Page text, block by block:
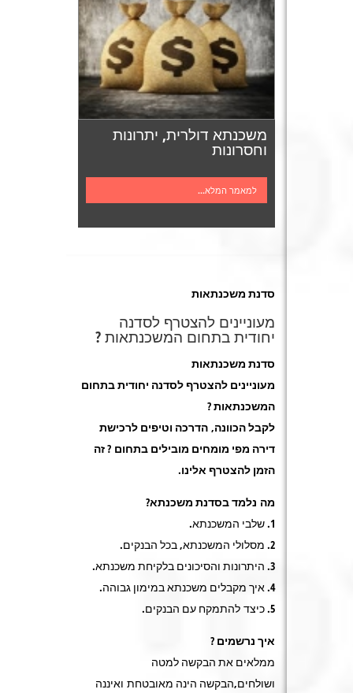
משכנתא דולרית, יתרונות
וחסרונות
למאמר המלא...
סדנת משכנתאות
מעוניינים להצטרף לסדנה
יחודית בתחום המשכנתאות ?
סדנת משכנתאות
מעוניינים להצטרף לסדנה יחודית בתחום
המשכנתאות ?
לקבל הכוונה, הדרכה וטיפים לרכישת
דירה מפי מומחים מובילים בתחום ? זה
הזמן להצטרף אלינו.
מה נלמד בסדנת משכנתא?
1. שלבי המשכנתא.
2. מסלולי המשכנתא, בכל הבנקים.
3. היתרונות והסיכונים בלקיחת משכנתא.
4. איך מקבלים משכנתא במימון גבוהה.
5. כיצד להתמקח עם הבנקים.
איך נרשמים ?
ממלאים את הבקשה למטה
ושולחים,הבקשה הינה מאובטחת ואיננה